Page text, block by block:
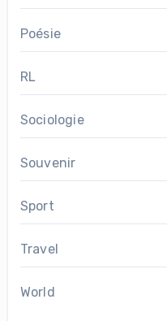
Poésie
RL
Sociologie
Souvenir
Sport
Travel
World